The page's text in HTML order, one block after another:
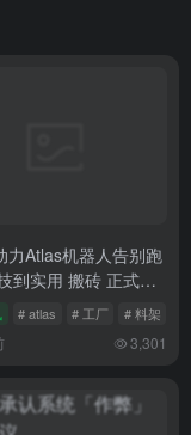
理与深度推理
力Atlas机器人告别跑
到实用 搬砖 正式进
技术的重大转型
# atlas # 工厂 # 料架
3,301